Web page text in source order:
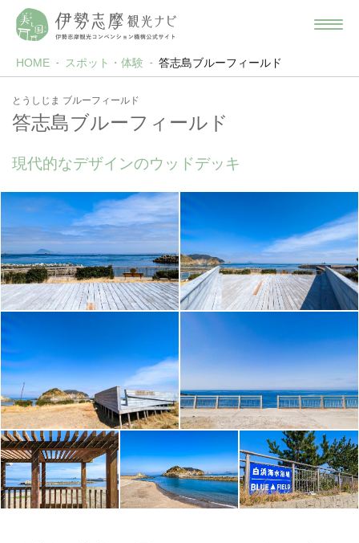
HOME スポット・体験 答志島ブルーフィールド
とうしじま ブルーフィールド
答志島ブルーフィールド
現代的なデザインのウッドデッキ